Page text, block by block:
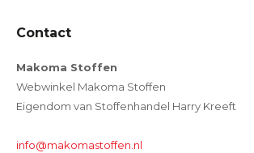
Contact
Makoma Stoffen
Webwinkel Makoma Stoffen
Eigendom van Stoffenhandel Harry Kreeft
info@makomastoffen.nl